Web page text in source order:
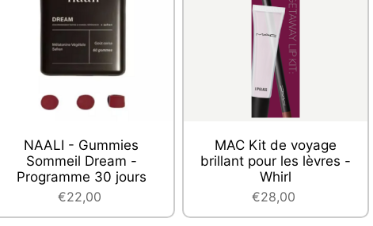
NAALI - Gummies
Sommeil Dream -
Programme 30 jours
€22,00
MAC Kit de voyage
brillant pour les lèvres -
Whirl
€28,00